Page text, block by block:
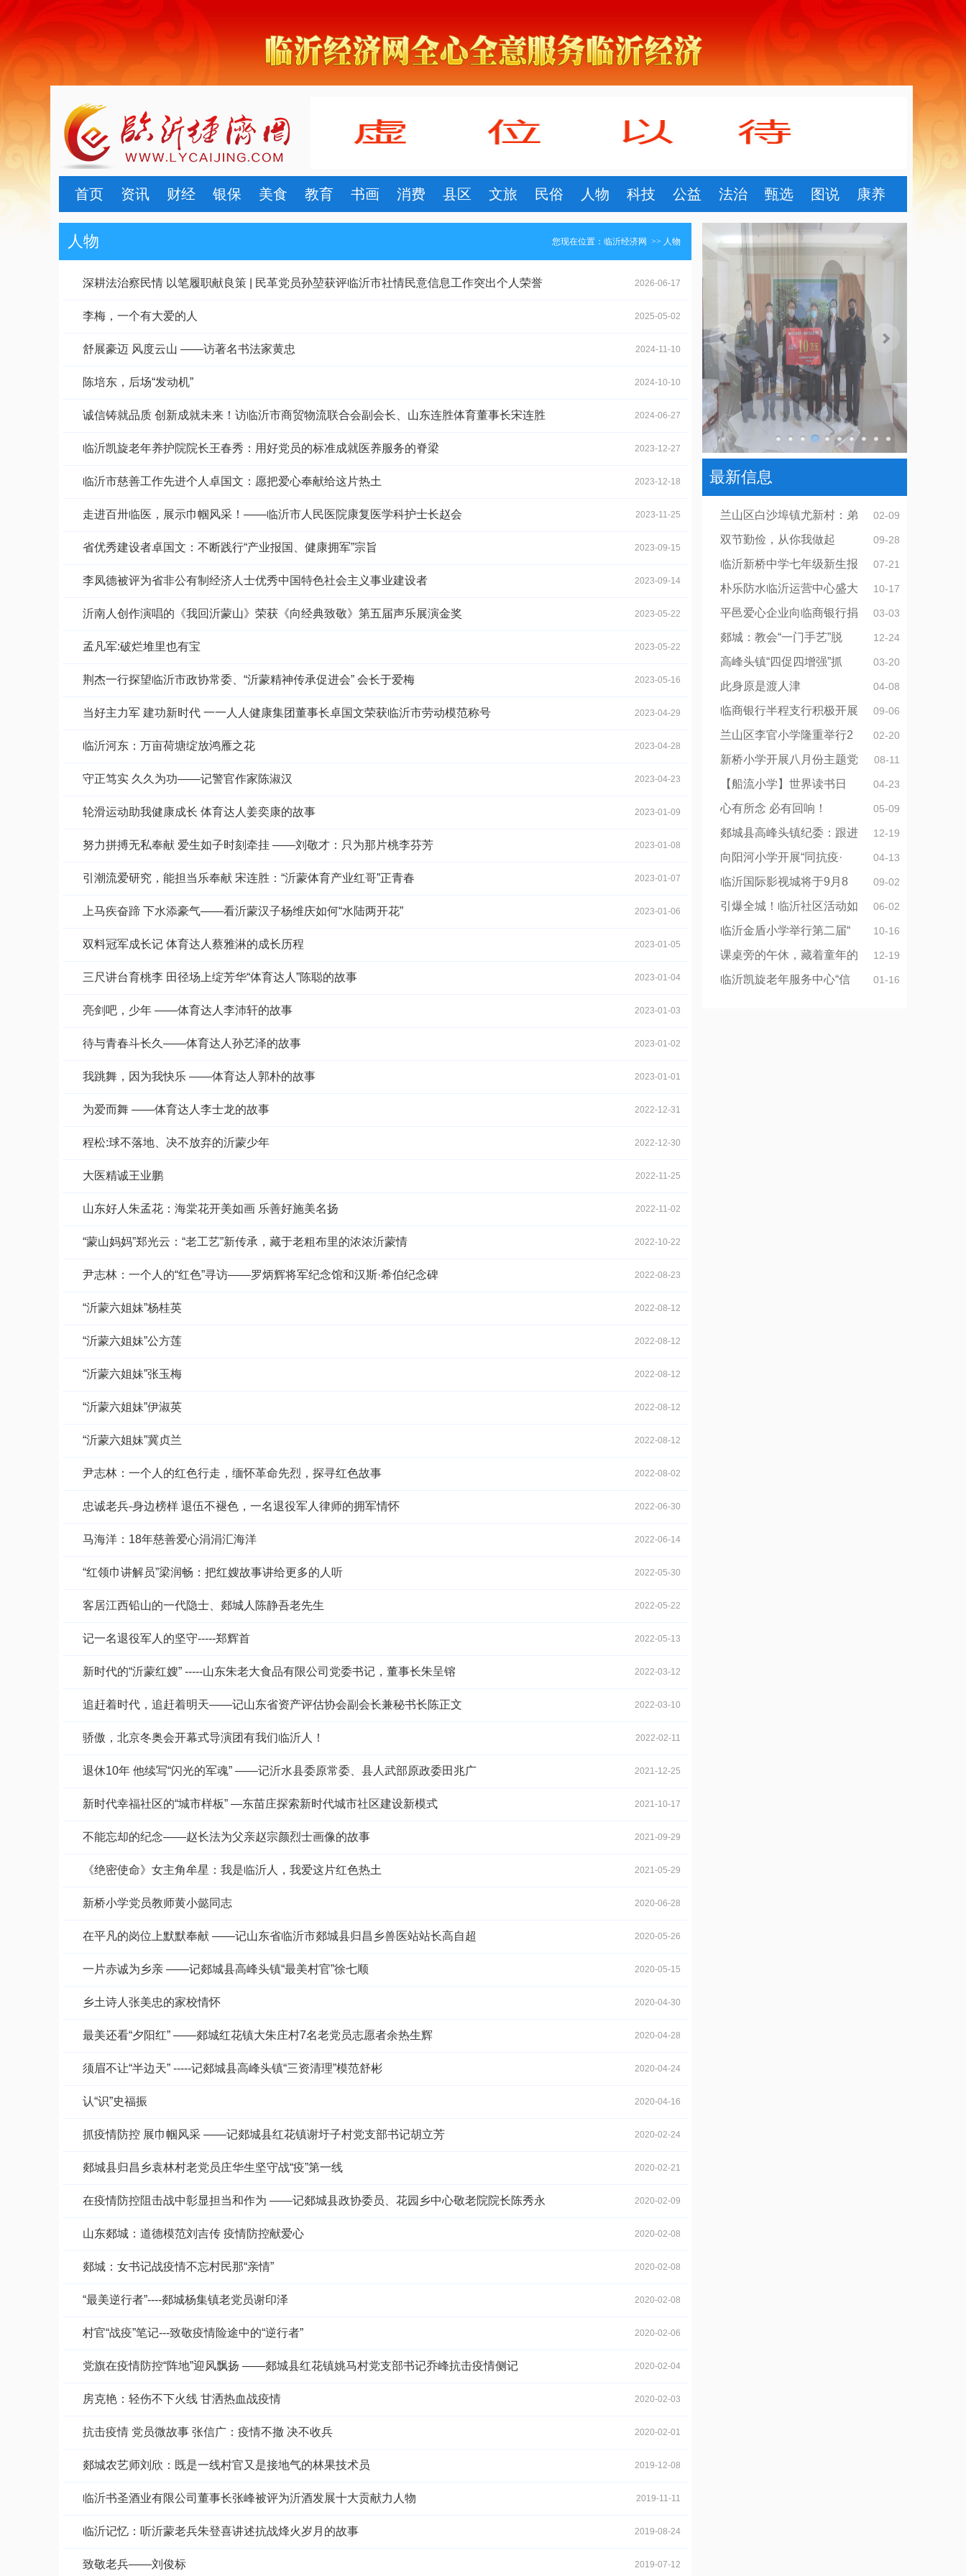
首页 资讯 财经 银保 美食 教育 书画 消费 县区 文旅 民俗 人物 科技 公益 法治 甄选 图说 康养
您现在位置： 临沂经济网 >> 人物
人物
2026-06-17
深耕法治察民情 以笔履职献良策 | 民革党员孙堃获评临沂市社情民意信息工作突出个人荣誉
2025-05-02
李梅，一个有大爱的人
2024-11-10
舒展豪迈 风度云山 ——访著名书法家黄忠
2024-10-10
陈培东，后场“发动机”
2024-06-27
诚信铸就品质 创新成就未来！访临沂市商贸物流联合会副会长、山东连胜体育董事长宋连胜
2023-12-27
临沂凯旋老年养护院院长王春秀：用好党员的标准成就医养服务的脊梁
2023-12-18
临沂市慈善工作先进个人卓国文：愿把爱心奉献给这片热土
2023-11-25
走进百卅临医，展示巾帼风采！——临沂市人民医院康复医学科护士长赵会
2023-09-15
省优秀建设者卓国文：不断践行“产业报国、健康拥军”宗旨
2023-09-14
李凤德被评为省非公有制经济人士优秀中国特色社会主义事业建设者
2023-05-22
沂南人创作演唱的《我回沂蒙山》荣获《向经典致敬》第五届声乐展演金奖
2023-05-22
孟凡军:破烂堆里也有宝
2023-05-16
荆杰一行探望临沂市政协常委、“沂蒙精神传承促进会” 会长于爱梅
2023-04-29
当好主力军 建功新时代 一一人人健康集团董事长卓国文荣获临沂市劳动模范称号
2023-04-28
临沂河东：万亩荷塘绽放鸿雁之花
2023-04-23
守正笃实 久久为功——记警官作家陈淑汉
2023-01-09
轮滑运动助我健康成长 体育达人姜奕康的故事
2023-01-08
努力拼搏无私奉献 爱生如子时刻牵挂 ——刘敬才：只为那片桃李芬芳
2023-01-07
引潮流爱研究，能担当乐奉献 宋连胜：“沂蒙体育产业红哥”正青春
2023-01-06
上马疾奋蹄 下水添豪气——看沂蒙汉子杨维庆如何“水陆两开花”
2023-01-05
双料冠军成长记 体育达人蔡雅淋的成长历程
2023-01-04
三尺讲台育桃李 田径场上绽芳华“体育达人”陈聪的故事
2023-01-03
亮剑吧，少年 ——体育达人李沛轩的故事
2023-01-02
待与青春斗长久——体育达人孙艺泽的故事
2023-01-01
我跳舞，因为我快乐 ——体育达人郭朴的故事
2022-12-31
为爱而舞 ——体育达人李士龙的故事
2022-12-30
程松:球不落地、决不放弃的沂蒙少年
2022-11-25
大医精诚王业鹏
2022-11-02
山东好人朱孟花：海棠花开美如画 乐善好施美名扬
2022-10-22
“蒙山妈妈”郑光云：“老工艺”新传承，藏于老粗布里的浓浓沂蒙情
2022-08-23
尹志林：一个人的“红色”寻访——罗炳辉将军纪念馆和汉斯·希伯纪念碑
2022-08-12
“沂蒙六姐妹”杨桂英
2022-08-12
“沂蒙六姐妹”公方莲
2022-08-12
“沂蒙六姐妹”张玉梅
2022-08-12
“沂蒙六姐妹”伊淑英
2022-08-12
“沂蒙六姐妹”冀贞兰
2022-08-02
尹志林：一个人的红色行走，缅怀革命先烈，探寻红色故事
2022-06-30
忠诚老兵-身边榜样 退伍不褪色，一名退役军人律师的拥军情怀
2022-06-14
马海洋：18年慈善爱心涓涓汇海洋
2022-05-30
“红领巾讲解员”梁润畅：把红嫂故事讲给更多的人听
2022-05-22
客居江西铅山的一代隐士、郯城人陈静吾老先生
2022-05-13
记一名退役军人的坚守-----郑辉首
2022-03-12
新时代的“沂蒙红嫂” -----山东朱老大食品有限公司党委书记，董事长朱呈镕
2022-03-10
追赶着时代，追赶着明天——记山东省资产评估协会副会长兼秘书长陈正文
2022-02-11
骄傲，北京冬奥会开幕式导演团有我们临沂人！
2021-12-25
退休10年 他续写“闪光的军魂” ——记沂水县委原常委、县人武部原政委田兆广
2021-10-17
新时代幸福社区的“城市样板” —东苗庄探索新时代城市社区建设新模式
2021-09-29
不能忘却的纪念——赵长法为父亲赵宗颜烈士画像的故事
2021-05-29
《绝密使命》女主角牟星：我是临沂人，我爱这片红色热土
2020-06-28
新桥小学党员教师黄小懿同志
2020-05-26
在平凡的岗位上默默奉献 ——记山东省临沂市郯城县归昌乡兽医站站长高自超
2020-05-15
一片赤诚为乡亲 ——记郯城县高峰头镇“最美村官”徐七顺
2020-04-30
乡土诗人张美忠的家校情怀
2020-04-28
最美还看“夕阳红” ——郯城红花镇大朱庄村7名老党员志愿者余热生辉
2020-04-24
须眉不让“半边天” -----记郯城县高峰头镇“三资清理”模范舒彬
2020-04-16
认“识”史福振
2020-02-24
抓疫情防控 展巾帼风采 ——记郯城县红花镇谢圩子村党支部书记胡立芳
2020-02-21
郯城县归昌乡袁林村老党员庄华生坚守战“疫”第一线
2020-02-09
在疫情防控阻击战中彰显担当和作为 ——记郯城县政协委员、花园乡中心敬老院院长陈秀永
2020-02-08
山东郯城：道德模范刘吉传 疫情防控献爱心
2020-02-08
郯城：女书记战疫情不忘村民那“亲情”
2020-02-08
“最美逆行者”----郯城杨集镇老党员谢印泽
2020-02-06
村官“战疫”笔记---致敬疫情险途中的“逆行者”
2020-02-04
党旗在疫情防控“阵地”迎风飘扬 ——郯城县红花镇姚马村党支部书记乔峰抗击疫情侧记
2020-02-03
房克艳：轻伤不下火线 甘洒热血战疫情
2020-02-01
抗击疫情 党员微故事 张信广：疫情不撤 决不收兵
2019-12-08
郯城农艺师刘欣：既是一线村官又是接地气的林果技术员
2019-11-11
临沂书圣酒业有限公司董事长张峰被评为沂酒发展十大贡献力人物
2019-08-24
临沂记忆：听沂蒙老兵朱登喜讲述抗战烽火岁月的故事
2019-07-12
致敬老兵——刘俊标
最新信息
02-09
兰山区白沙埠镇尤新村：弟
09-28
双节勤俭，从你我做起
07-21
临沂新桥中学七年级新生报
10-17
朴乐防水临沂运营中心盛大
03-03
平邑爱心企业向临商银行捐
12-24
郯城：教会“一门手艺”脱
03-20
高峰头镇“四促四增强”抓
04-08
此身原是渡人津
09-06
临商银行半程支行积极开展
02-20
兰山区李官小学隆重举行2
08-11
新桥小学开展八月份主题党
04-23
【船流小学】世界读书日
05-09
心有所念 必有回响！
12-19
郯城县高峰头镇纪委：跟进
04-13
向阳河小学开展“同抗疫·
09-02
临沂国际影视城将于9月8
06-02
引爆全城！临沂社区活动如
10-16
临沂金盾小学举行第二届“
12-19
课桌旁的午休，藏着童年的
01-16
临沂凯旋老年服务中心“信